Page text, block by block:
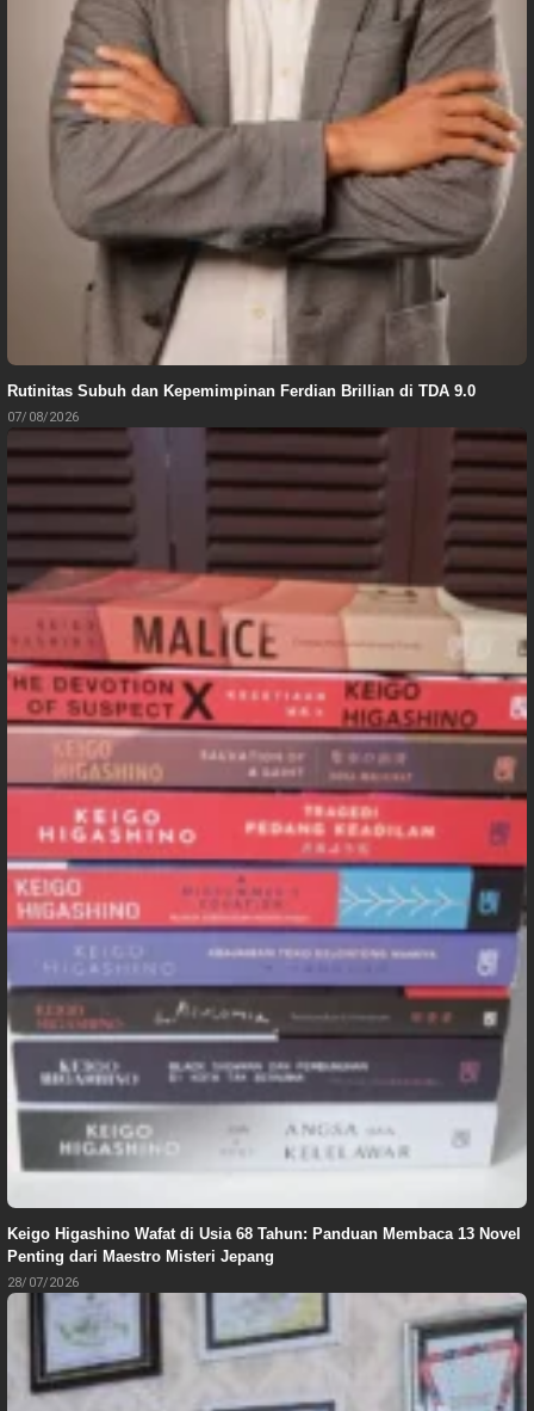
Rutinitas Subuh dan Kepemimpinan Ferdian Brillian di TDA 9.0
07/08/2026
Keigo Higashino Wafat di Usia 68 Tahun: Panduan Membaca 13 Novel
Penting dari Maestro Misteri Jepang
28/07/2026